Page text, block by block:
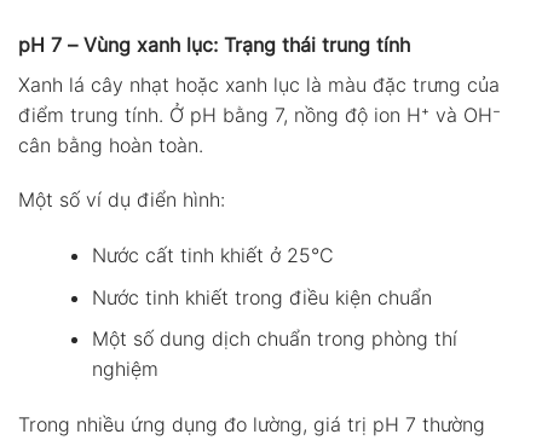
pH 7 – Vùng xanh lục: Trạng thái trung tính
Xanh lá cây nhạt hoặc xanh lục là màu đặc trưng của
điểm trung tính. Ở pH bằng 7, nồng độ ion H⁺ và OH⁻
cân bằng hoàn toàn.
Một số ví dụ điển hình:
Nước cất tinh khiết ở 25°C
Nước tinh khiết trong điều kiện chuẩn
Một số dung dịch chuẩn trong phòng thí
nghiệm
Trong nhiều ứng dụng đo lường, giá trị pH 7 thường